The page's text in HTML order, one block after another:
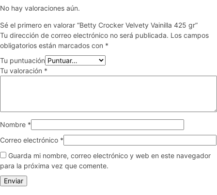
No hay valoraciones aún.
Sé el primero en valorar “Betty Crocker Velvety Vainilla 425 gr”
Tu dirección de correo electrónico no será publicada. Los campos
obligatorios están marcados con *
Tu puntuación
Tu valoración *
Nombre *
Correo electrónico *
Guarda mi nombre, correo electrónico y web en este navegador
para la próxima vez que comente.